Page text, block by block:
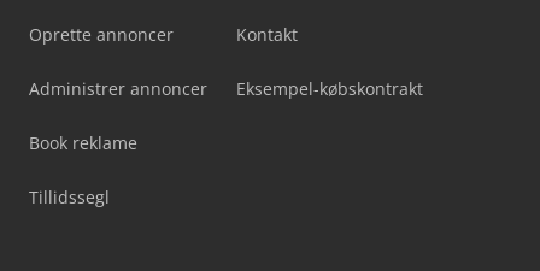
Oprette annoncer
Administrer annoncer
Book reklame
Tillidssegl
Kontakt
Eksempel-købskontrakt